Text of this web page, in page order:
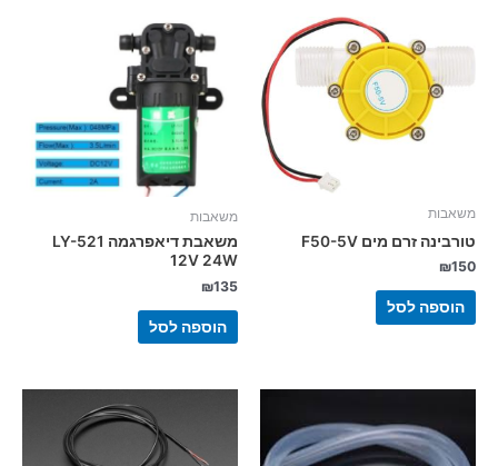
משאבות
טורבינה זרם מים F50-5V
₪150
הוספה לסל
משאבות
משאבת דיאפרגמה LY-521
12V 24W
₪135
הוספה לסל